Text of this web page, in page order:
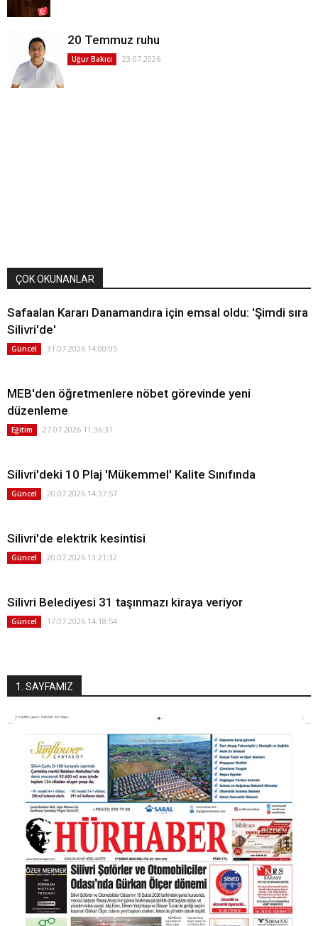
20 Temmuz ruhu
Uğur Bakıcı 23.07.2026
ÇOK OKUNANLAR
Safaalan Kararı Danamandıra için emsal oldu: 'Şimdi sıra
Silivri'de'
Güncel 31.07.2026 14:00:05
MEB'den öğretmenlere nöbet görevinde yeni
düzenleme
Eğitim 27.07.2026 11:36:31
Silivri'deki 10 Plaj 'Mükemmel' Kalite Sınıfında
Güncel 20.07.2026 14:37:57
Silivri'de elektrik kesintisi
Güncel 20.07.2026 13:21:32
Silivri Belediyesi 31 taşınmazı kiraya veriyor
Güncel 17.07.2026 14:18:54
1. SAYFAMIZ